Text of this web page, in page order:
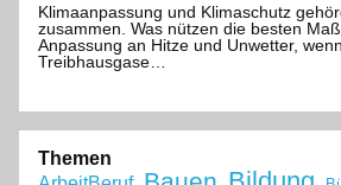
Klimaanpassung und Klimaschutz
zusammen. Was nützen die besten
Anpassung an Hitze und Unwetter,
Treibhausgase…
Themen